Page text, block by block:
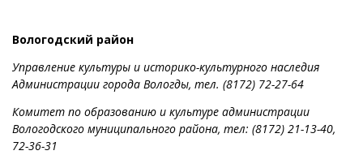
Вологодский район
Управление культуры и историко-культурного наследия
Администрации города Вологды, тел. (8172) 72-27-64
Комитет по образованию и культуре администрации
Вологодского муниципального района, тел: (8172) 21-13-40,
72-36-31